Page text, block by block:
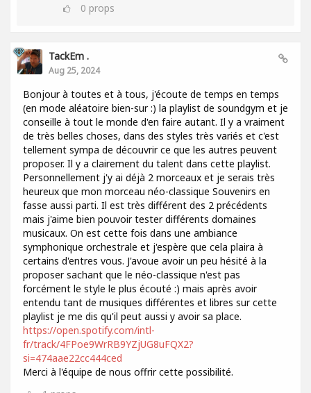
0 props
TackEm .
Aug 25, 2024
Bonjour à toutes et à tous, j'écoute de temps en temps
(en mode aléatoire bien-sur :) la playlist de soundgym et je
conseille à tout le monde d'en faire autant. Il y a vraiment
de très belles choses, dans des styles très variés et c'est
tellement sympa de découvrir ce que les autres peuvent
proposer. Il y a clairement du talent dans cette playlist.
Personnellement j'y ai déjà 2 morceaux et je serais très
heureux que mon morceau néo-classique Souvenirs en
fasse aussi parti. Il est très différent des 2 précédents
mais j'aime bien pouvoir tester différents domaines
musicaux. On est cette fois dans une ambiance
symphonique orchestrale et j'espère que cela plaira à
certains d'entres vous. J'avoue avoir un peu hésité à la
proposer sachant que le néo-classique n'est pas
forcément le style le plus écouté :) mais après avoir
entendu tant de musiques différentes et libres sur cette
playlist je me dis qu'il peut aussi y avoir sa place.
https://open.spotify.com/intl-
fr/track/4FPoe9WrRB9YZjUG8uFQX2?
si=474aae22cc444ced
Merci à l'équipe de nous offrir cette possibilité.